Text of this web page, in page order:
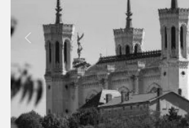
Précédent